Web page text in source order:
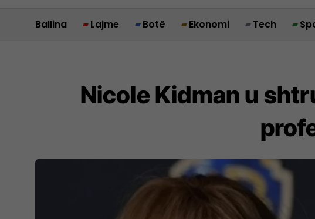
Ballina Lajme Botë Ekonomi Tech
Nicole Kidman u